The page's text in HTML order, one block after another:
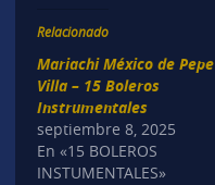
Relacionado
Mariachi México de Pepe
Villa – 15 Boleros
Instrumentales
septiembre 8, 2025
En «15 BOLEROS
INSTUMENTALES»